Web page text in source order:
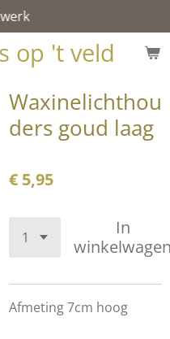
op 't veld
Waxinelichthou
ders goud laag
€ 5,95
In
Afmeting 7cm hoog